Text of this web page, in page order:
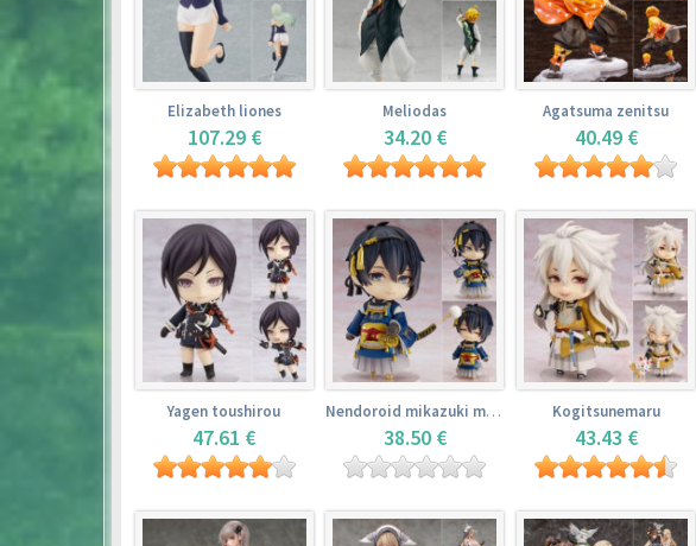
Elizabeth liones
107.29 €
Meliodas
34.20 €
Agatsuma zenitsu
40.49 €
Yagen toushirou
47.61 €
Nendoroid mikazuki munechika
38.50 €
Kogitsunemaru
43.43 €